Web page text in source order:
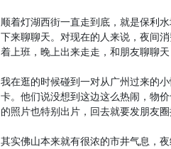
顺着灯湖西街一直走到底，就是保利
下来聊聊天。对现在的人来说，夜间
着上班，晚上出来走走，和朋友聊聊
我在逛的时候碰到一对从广州过来的
卡。他们说没想到这边这么热闹，物
的照片也特别出片，回去就要发朋友圈
其实佛山本来就有很浓的市井气息，